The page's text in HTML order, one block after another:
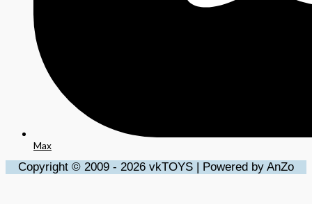
Max
Copyright © 2009 - 2026 vkTOYS | Powered by AnZo